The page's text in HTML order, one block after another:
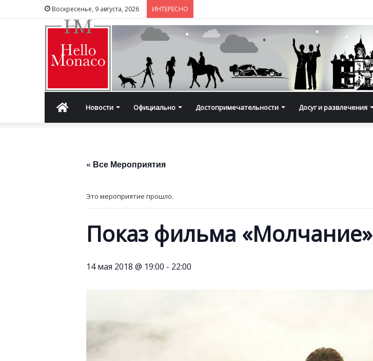
Воскресенье, 9 августа, 2026 ИНТЕРЕСНО
ГлавнаяНовости Официально Достопримечательности Досуг и развлечения
« Все Мероприятия
Это мероприятие прошло.
Показ фильма «Молчание»
14 мая 2018 @ 19:00 - 22:00